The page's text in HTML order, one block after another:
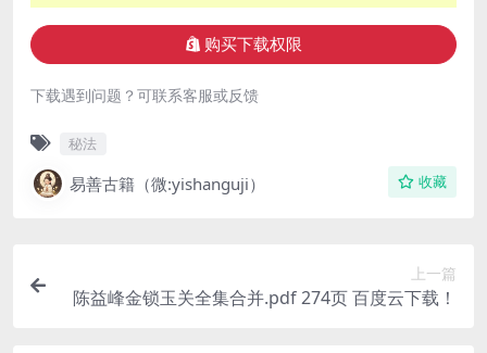
购买下载权限
下载遇到问题？可联系客服或反馈
秘法
易善古籍（微:yishanguji） 收藏
上一篇
陈益峰金锁玉关全集合并.pdf 274页 百度云下载！